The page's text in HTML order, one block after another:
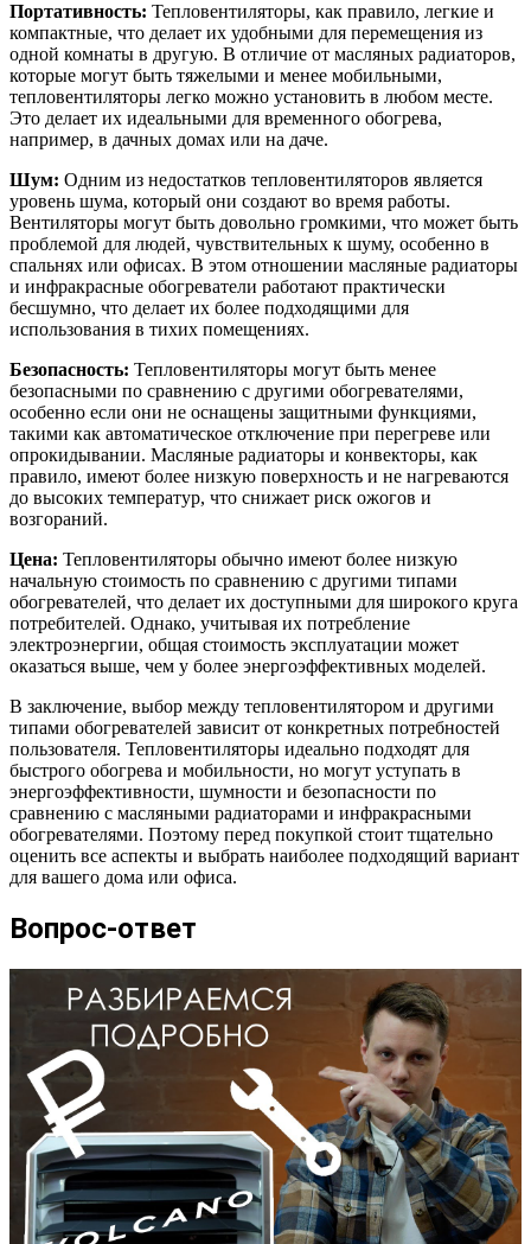
Портативность: Тепловентиляторы, как правило, легкие и
компактные, что делает их удобными для перемещения из
одной комнаты в другую. В отличие от масляных радиаторов,
которые могут быть тяжелыми и менее мобильными,
тепловентиляторы легко можно установить в любом месте.
Это делает их идеальными для временного обогрева,
например, в дачных домах или на даче.
Шум: Одним из недостатков тепловентиляторов является
уровень шума, который они создают во время работы.
Вентиляторы могут быть довольно громкими, что может быть
проблемой для людей, чувствительных к шуму, особенно в
спальнях или офисах. В этом отношении масляные радиаторы
и инфракрасные обогреватели работают практически
бесшумно, что делает их более подходящими для
использования в тихих помещениях.
Безопасность: Тепловентиляторы могут быть менее
безопасными по сравнению с другими обогревателями,
особенно если они не оснащены защитными функциями,
такими как автоматическое отключение при перегреве или
опрокидывании. Масляные радиаторы и конвекторы, как
правило, имеют более низкую поверхность и не нагреваются
до высоких температур, что снижает риск ожогов и
возгораний.
Цена: Тепловентиляторы обычно имеют более низкую
начальную стоимость по сравнению с другими типами
обогревателей, что делает их доступными для широкого круга
потребителей. Однако, учитывая их потребление
электроэнергии, общая стоимость эксплуатации может
оказаться выше, чем у более энергоэффективных моделей.
В заключение, выбор между тепловентилятором и другими
типами обогревателей зависит от конкретных потребностей
пользователя. Тепловентиляторы идеально подходят для
быстрого обогрева и мобильности, но могут уступать в
энергоэффективности, шумности и безопасности по
сравнению с масляными радиаторами и инфракрасными
обогревателями. Поэтому перед покупкой стоит тщательно
оценить все аспекты и выбрать наиболее подходящий вариант
для вашего дома или офиса.
Вопрос-ответ